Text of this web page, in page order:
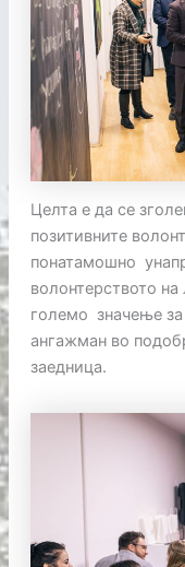
Целта е да се
позитивните
понатамошно
волонтерството
големо значење за
ангажман во
заедница.